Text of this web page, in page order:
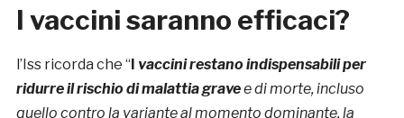
I vaccini saranno efficaci?
l’Iss ricorda che “I vaccini restano indispensabili per
ridurre il rischio di malattia gravee di morte, incluso
quello contro la variante al momento dominante, la